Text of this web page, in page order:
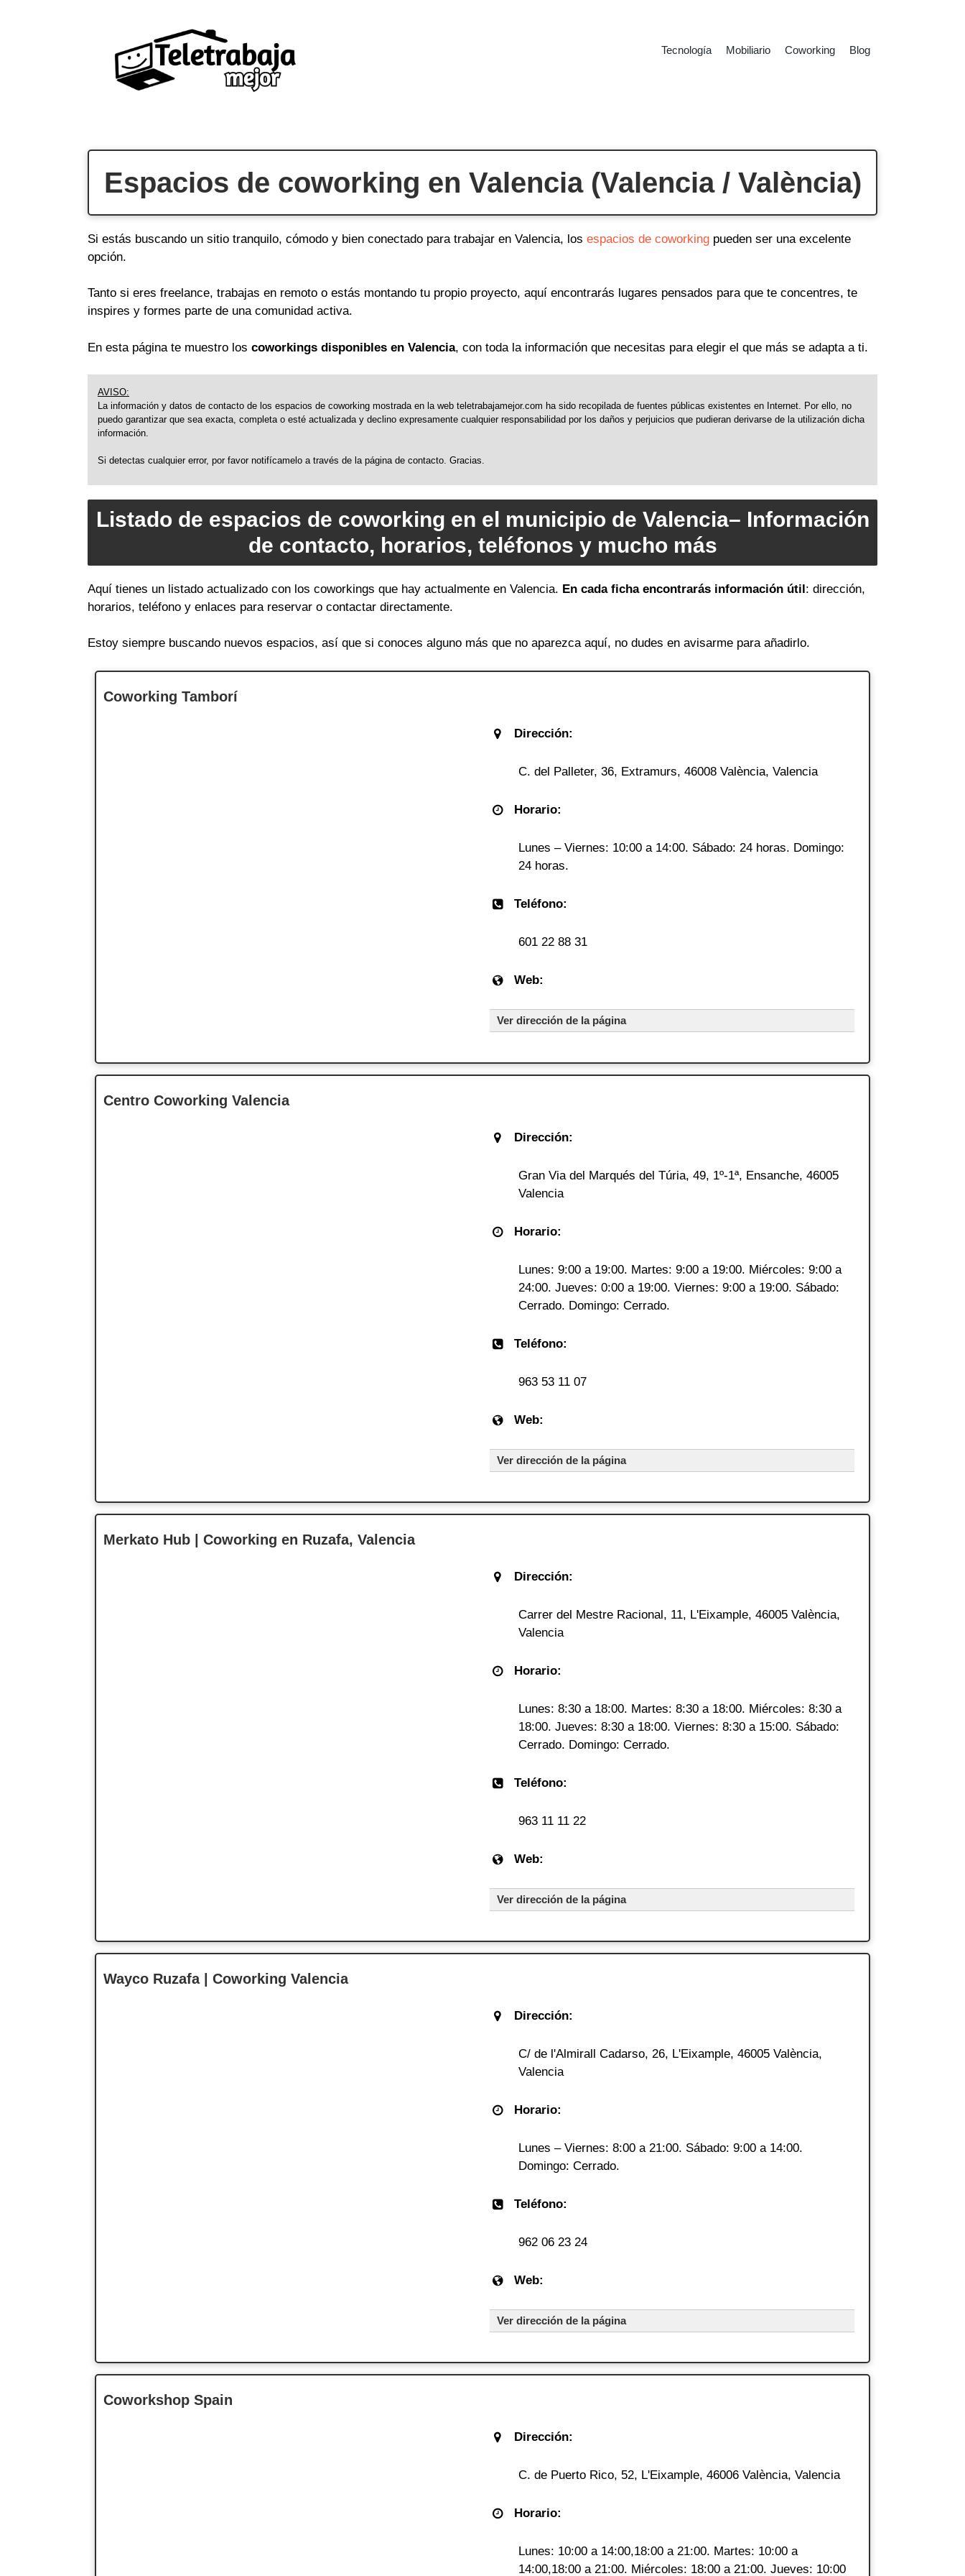
Tecnología Mobiliario Coworking Blog
Espacios de coworking en Valencia (Valencia / València)
Si estás buscando un sitio tranquilo, cómodo y bien conectado para trabajar en Valencia, los espacios de coworking pueden ser una excelente
opción.
Tanto si eres freelance, trabajas en remoto o estás montando tu propio proyecto, aquí encontrarás lugares pensados para que te concentres, te
inspires y formes parte de una comunidad activa.
En esta página te muestro los coworkings disponibles en Valencia, con toda la información que necesitas para elegir el que más se adapta a ti.
AVISO:
La información y datos de contacto de los espacios de coworking mostrada en la web teletrabajamejor.com ha sido recopilada de fuentes públicas existentes en Internet. Por ello, no
puedo garantizar que sea exacta, completa o esté actualizada y declino expresamente cualquier responsabilidad por los daños y perjuicios que pudieran derivarse de la utilización dicha
información.
Si detectas cualquier error, por favor notifícamelo a través de la página de contacto. Gracias.
Listado de espacios de coworking en el municipio de Valencia– Información
de contacto, horarios, teléfonos y mucho más
Aquí tienes un listado actualizado con los coworkings que hay actualmente en Valencia. En cada ficha encontrarás información útil: dirección,
horarios, teléfono y enlaces para reservar o contactar directamente.
Estoy siempre buscando nuevos espacios, así que si conoces alguno más que no aparezca aquí, no dudes en avisarme para añadirlo.
Coworking Tamborí
Dirección:
C. del Palleter, 36, Extramurs, 46008 València, Valencia
Horario:
Lunes – Viernes: 10:00 a 14:00. Sábado: 24 horas. Domingo:
24 horas.
Teléfono:
601 22 88 31
Web:
Ver dirección de la página
Centro Coworking Valencia
Dirección:
Gran Via del Marqués del Túria, 49, 1º-1ª, Ensanche, 46005
Valencia
Horario:
Lunes: 9:00 a 19:00. Martes: 9:00 a 19:00. Miércoles: 9:00 a
24:00. Jueves: 0:00 a 19:00. Viernes: 9:00 a 19:00. Sábado:
Cerrado. Domingo: Cerrado.
Teléfono:
963 53 11 07
Web:
Ver dirección de la página
Merkato Hub | Coworking en Ruzafa, Valencia
Dirección:
Carrer del Mestre Racional, 11, L'Eixample, 46005 València,
Valencia
Horario:
Lunes: 8:30 a 18:00. Martes: 8:30 a 18:00. Miércoles: 8:30 a
18:00. Jueves: 8:30 a 18:00. Viernes: 8:30 a 15:00. Sábado:
Cerrado. Domingo: Cerrado.
Teléfono:
963 11 11 22
Web:
Ver dirección de la página
Wayco Ruzafa | Coworking Valencia
Dirección:
C/ de l'Almirall Cadarso, 26, L'Eixample, 46005 València,
Valencia
Horario:
Lunes – Viernes: 8:00 a 21:00. Sábado: 9:00 a 14:00.
Domingo: Cerrado.
Teléfono:
962 06 23 24
Web:
Ver dirección de la página
Coworkshop Spain
Dirección:
C. de Puerto Rico, 52, L'Eixample, 46006 València, Valencia
Horario:
Lunes: 10:00 a 14:00,18:00 a 21:00. Martes: 10:00 a
14:00,18:00 a 21:00. Miércoles: 18:00 a 21:00. Jueves: 10:00